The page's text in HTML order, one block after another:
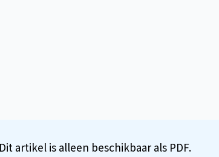
Dit artikel is alleen beschikbaar als PDF.